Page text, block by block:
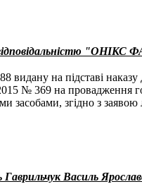
"ОНІКС
видану на підставі
№ 369 на провадження
засобами, згідно з заявою
Василь